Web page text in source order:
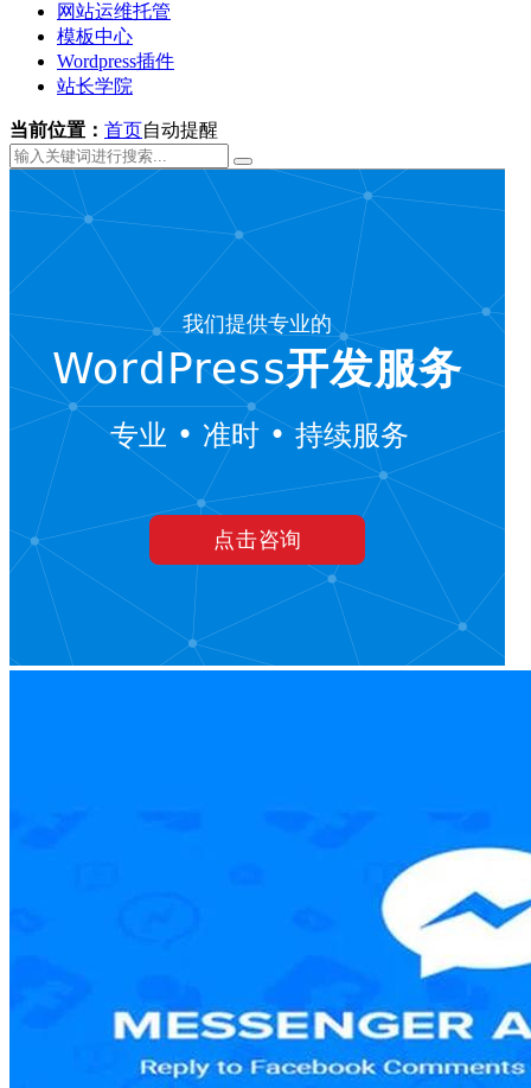
网站运维托管
模板中心
Wordpress插件
站长学院
当前位置： 首页自动提醒